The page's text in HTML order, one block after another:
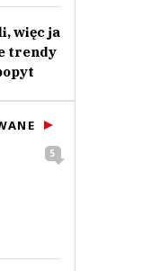
więc ja
trendy
5